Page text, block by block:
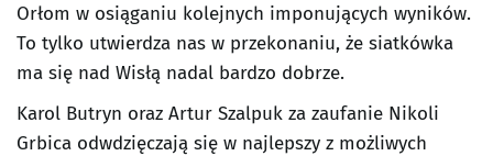
Orłom w osiąganiu kolejnych imponujących wyników.
To tylko utwierdza nas w przekonaniu, że siatkówka
ma się nad Wisłą nadal bardzo dobrze.
Karol Butryn oraz Artur Szalpuk za zaufanie Nikoli
Grbica odwdzięczają się w najlepszy z możliwych